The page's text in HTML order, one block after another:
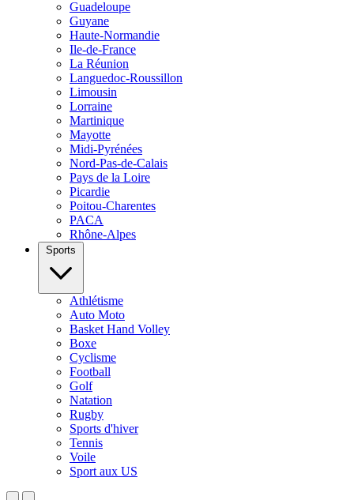
Guadeloupe
Guyane
Haute-Normandie
Ile-de-France
La Réunion
Languedoc-Roussillon
Limousin
Lorraine
Martinique
Mayotte
Midi-Pyrénées
Nord-Pas-de-Calais
Pays de la Loire
Picardie
Poitou-Charentes
PACA
Rhône-Alpes
Sports
Athlétisme
Auto Moto
Basket Hand Volley
Boxe
Cyclisme
Football
Golf
Natation
Rugby
Sports d'hiver
Tennis
Voile
Sport aux US